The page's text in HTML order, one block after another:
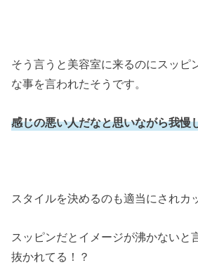
そう言うと美容室に来るのにスッピ
な事を言われたそうです。
感じの悪い人だなと思いながら我慢
スタイルを決めるのも適当にされカ
スッピンだとイメージが沸かないと
抜かれてる！？